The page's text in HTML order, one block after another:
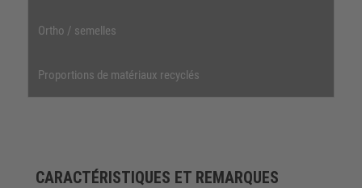
Ortho / semelles
Proportions de matériaux recyclés
CARACTÉRISTIQUES ET REMARQUES